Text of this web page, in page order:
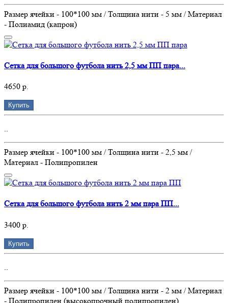
Размер ячейки - 100*100 мм / Толщина нити - 5 мм / Материал
- Полиамид (капрон)
Сетка для большого футбола нить 2,5 мм ПП пара...
4650 р.
Купить
..
Размер ячейки - 100*100 мм / Толщина нити - 2,5 мм /
Материал - Полипропилен
Сетка для большого футбола нить 2 мм пара ПП...
3400 р.
Купить
Размер ячейки - 100*100 мм / Толщина нити - 2 мм / Материал
- Полипропилен (высокопрочный полипропилен)